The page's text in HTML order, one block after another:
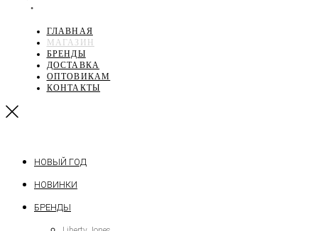
•
ГЛАВНАЯ
МАГАЗИН
БРЕНДЫ
ДОСТАВКА
ОПТОВИКАМ
КОНТАКТЫ
НОВЫЙ ГОД
НОВИНКИ
БРЕНДЫ